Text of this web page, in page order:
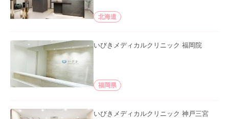
北海道
いびきメディカルクリニック 福岡院
福岡県
いびきメディカルクリニック 神戸三宮